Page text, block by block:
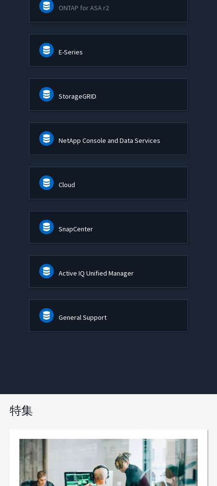
ONTAP for ASA r2
E-Series
StorageGRID
NetApp Console and Data Services
Cloud
SnapCenter
Active IQ Unified Manager
General Support
特集